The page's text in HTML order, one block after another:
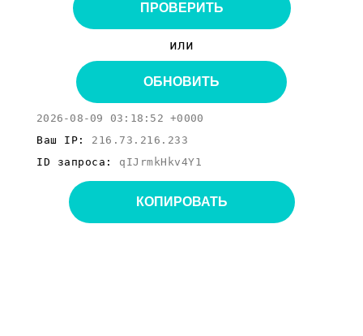
ПРОВЕРИТЬ
или
ОБНОВИТЬ
2026-08-09 03:18:52 +0000
Ваш IP: 216.73.216.233
ID запроса: qIJrmkHkv4Y1
КОПИРОВАТЬ